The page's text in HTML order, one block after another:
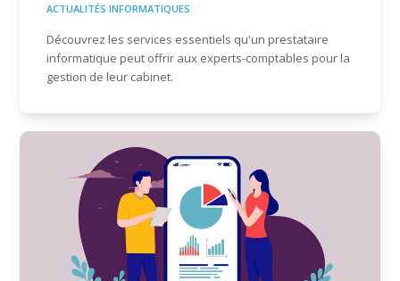
ACTUALITÉS INFORMATIQUES
Découvrez les services essentiels qu'un prestataire
informatique peut offrir aux experts-comptables pour la
gestion de leur cabinet.